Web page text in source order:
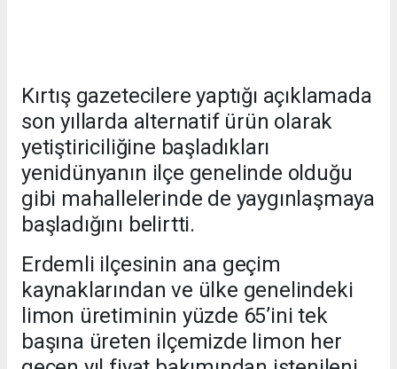
Kırtış gazetecilere yaptığı açıklamada
son yıllarda alternatif ürün olarak
yetiştiriciliğine başladıkları
yenidünyanın ilçe genelinde olduğu
gibi mahallelerinde de yaygınlaşmaya
başladığını belirtti.
Erdemli ilçesinin ana geçim
kaynaklarından ve ülke genelindeki
limon üretiminin yüzde 65’ini tek
başına üreten ilçemizde limon her